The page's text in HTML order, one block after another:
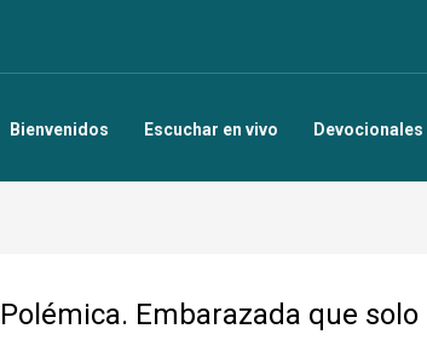
Bienvenidos Escuchar en vivo Devocionales
Polémica. Embarazada que